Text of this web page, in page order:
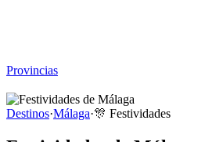
Provincias
Destinos·Málaga·🎊 Festividades